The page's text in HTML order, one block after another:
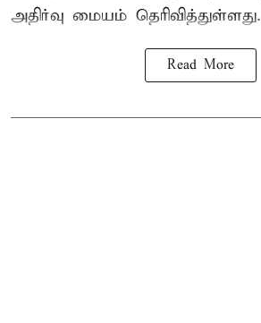
அதிர்வு மையம் தெரிவித்துள்ளது.
Read More